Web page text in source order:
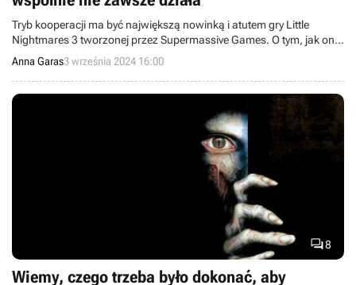
Tryb kooperacji ma być największą nowinką i atutem gry Little
Nightmares 3 tworzonej przez Supermassive Games. O tym, jak on
działa, miałam okazję się przekonać na gamescomie, gdzie ograłam
jeden etap ze wsparciem AI, zaś drugi u boku innego gracza.
Anna Garas3 września 2024 16:00
8
Wiemy, czego trzeba było dokonać, aby